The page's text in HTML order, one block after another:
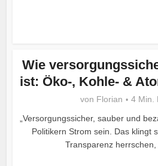
Wie
ist: Öko-, Kohle- &
von Florian
4 Min.
„Versorgungssicher, sauber und
Politikern Strom sein. Das klingt
Transparenz herrschen,